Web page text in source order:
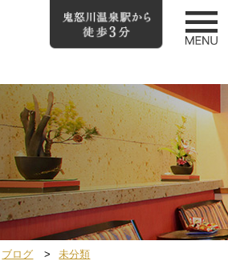
ブログ
未分類